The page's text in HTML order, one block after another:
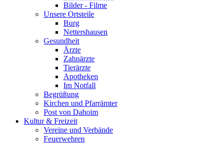
Bilder - Filme
Unsere Ortsteile
Burg
Nettershausen
Gesundheit
Ärzte
Zahnärzte
Tierärzte
Apotheken
Im Notfall
Begrüßung
Kirchen und Pfarrämter
Post von Dahoim
Kultur & Freizeit
Vereine und Verbände
Feuerwehren